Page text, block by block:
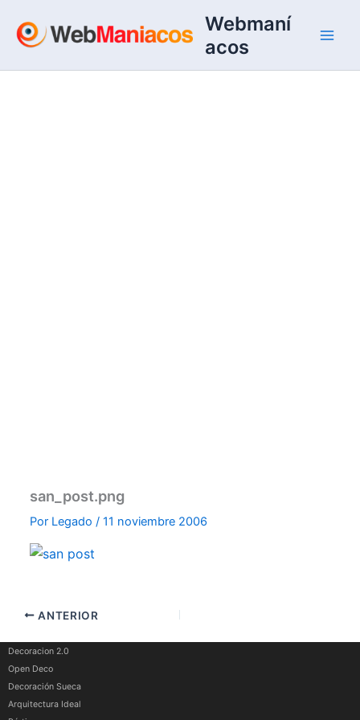
contenido
Webmaní
acos
san_post.png
Por Legado/11 noviembre 2006
ANTERIOR
Decoracion 2.0
Open Deco
Decoración Sueca
Arquitectura Ideal